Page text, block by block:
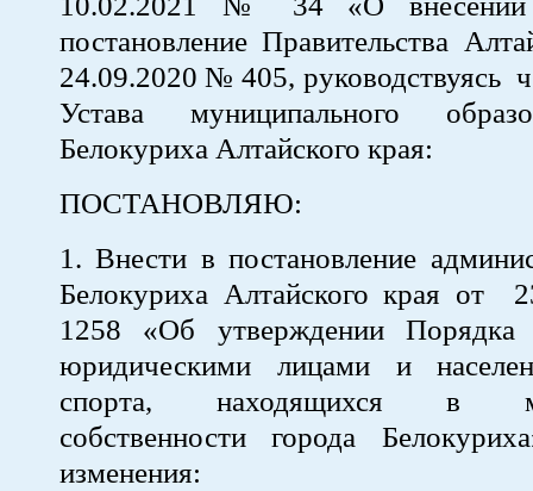
постановление Правительства
24.09.2020 № 405, руководствуясь
Устава муниципального
Белокуриха Алтайского края:
ПОСТАНОВЛЯЮ:
1. Внести в постановление
Белокуриха Алтайского края
1258 «Об утверждении Порядка
юридическими лицами и
спорта, находящихся в
собственности города
изменения: